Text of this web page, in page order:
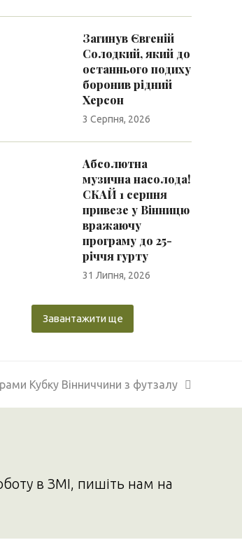
Загинув Євгеній
Солодкий, який до
останнього подиху
боронив рідний
Херсон
3 Серпня, 2026
Абсолютна
музична насолода!
СКАЙ 1 серпня
привезе у Вінницю
вражаючу
програму до 25-
річчя гурту
31 Липня, 2026
Завантажити ще
Кубку Вінниччини з футзалу
в ЗМІ, пишіть нам на